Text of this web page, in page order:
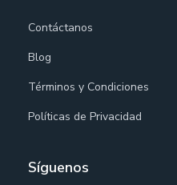
Contáctanos
Blog
Términos y Condiciones
Políticas de Privacidad
Síguenos